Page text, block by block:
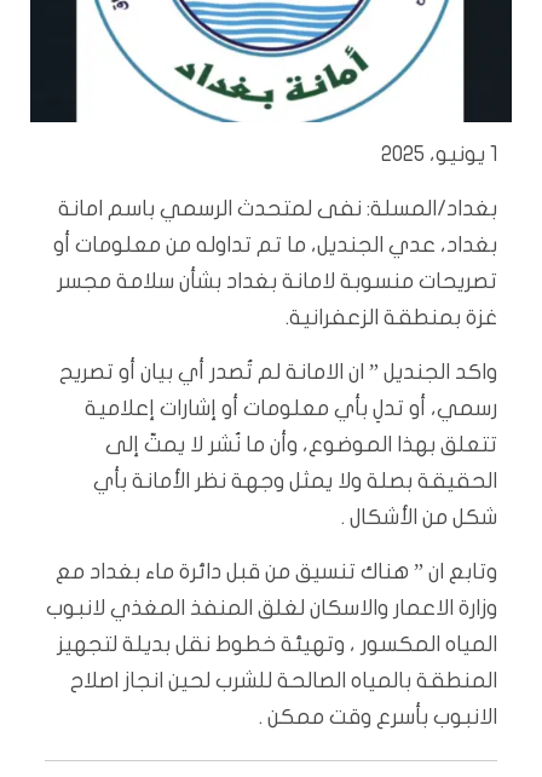
1 يونيو، 2025
بغداد/المسلة: نفى لمتحدث الرسمي باسم امانة
بغداد، عدي الجنديل، ما تم تداوله من معلومات أو
تصريحات منسوبة لامانة بغداد بشأن سلامة مجسر
غزة بمنطقة الزعفرانية.
واكد الجنديل ” ان الامانة لم تُصدر أي بيان أو تصريح
رسمي، أو تدلِ بأي معلومات أو إشارات إعلامية
تتعلق بهذا الموضوع، وأن ما نُشر لا يمتّ إلى
الحقيقة بصلة ولا يمثل وجهة نظر الأمانة بأي
شكل من الأشكال .
وتابع ان ” هناك تنسيق من قبل دائرة ماء بغداد مع
وزارة الاعمار والاسكان لغلق المنفذ المغذي لانبوب
المياه المكسور ، وتهيئة خطوط نقل بديلة لتجهيز
المنطقة بالمياه الصالحة للشرب لحين انجاز اصلاح
الانبوب بأسرع وقت ممكن .